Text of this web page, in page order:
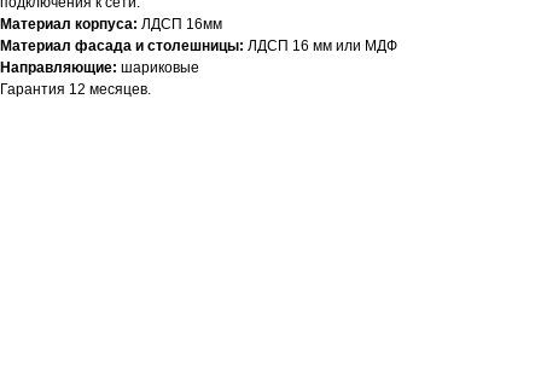
Материал корпуса: ЛДСП 16мм
Материал фасада и столешницы: ЛДСП 16 мм или МДФ
Направляющие: шариковые
Гарантия 12 месяцев.